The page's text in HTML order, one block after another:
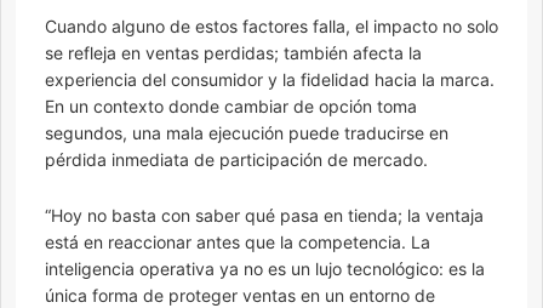
Cuando alguno de estos factores falla, el impacto no solo
se refleja en ventas perdidas; también afecta la
experiencia del consumidor y la fidelidad hacia la marca.
En un contexto donde cambiar de opción toma
segundos, una mala ejecución puede traducirse en
pérdida inmediata de participación de mercado.
“Hoy no basta con saber qué pasa en tienda; la ventaja
está en reaccionar antes que la competencia. La
inteligencia operativa ya no es un lujo tecnológico: es la
única forma de proteger ventas en un entorno de